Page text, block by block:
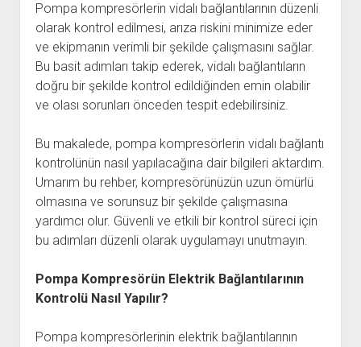
Pompa kompresörlerin vidalı bağlantılarının düzenli
olarak kontrol edilmesi, arıza riskini minimize eder
ve ekipmanın verimli bir şekilde çalışmasını sağlar.
Bu basit adımları takip ederek, vidalı bağlantıların
doğru bir şekilde kontrol edildiğinden emin olabilir
ve olası sorunları önceden tespit edebilirsiniz.
Bu makalede, pompa kompresörlerin vidalı bağlantı
kontrolünün nasıl yapılacağına dair bilgileri aktardım.
Umarım bu rehber, kompresörünüzün uzun ömürlü
olmasına ve sorunsuz bir şekilde çalışmasına
yardımcı olur. Güvenli ve etkili bir kontrol süreci için
bu adımları düzenli olarak uygulamayı unutmayın.
Pompa Kompresörün Elektrik Bağlantılarının
Kontrolü Nasıl Yapılır?
Pompa kompresörlerinin elektrik bağlantılarının